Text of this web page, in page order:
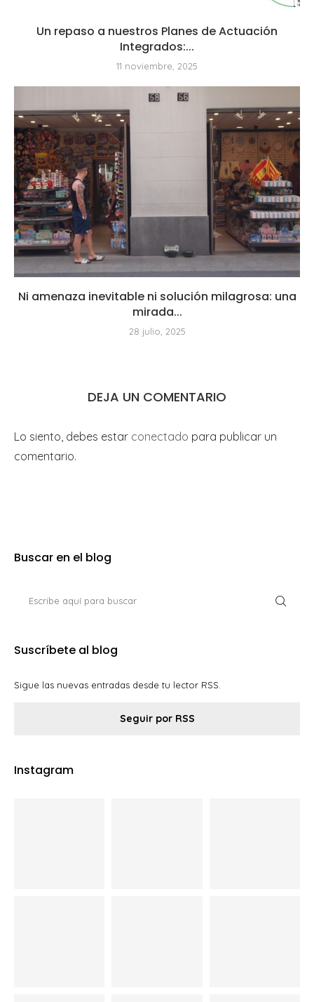
Un repaso a nuestros Planes de Actuación
Integrados:...
11 noviembre, 2025
Ni amenaza inevitable ni solución milagrosa: una
mirada...
28 julio, 2025
DEJA UN COMENTARIO
Lo siento, debes estar conectado para publicar un
comentario.
Buscar en el blog
Suscríbete al blog
Sigue las nuevas entradas desde tu lector RSS.
Seguir por RSS
Instagram